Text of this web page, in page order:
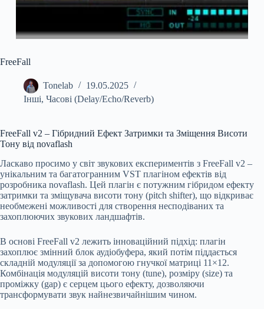
FreeFall
Tonelab
19.05.2025
Інші, Часові (Delay/Echo/Reverb)
FreeFall v2 – Гібридний Ефект Затримки та Зміщення Висоти
Тону від novaflash
Ласкаво просимо у світ звукових експериментів з FreeFall v2 –
унікальним та багатогранним VST плагіном ефектів від
розробника novaflash. Цей плагін є потужним гібридом ефекту
затримки та зміщувача висоти тону (pitch shifter), що відкриває
необмежені можливості для створення несподіваних та
захоплюючих звукових ландшафтів.
В основі FreeFall v2 лежить інноваційний підхід: плагін
захоплює змінний блок аудіобуфера, який потім піддається
складній модуляції за допомогою гнучкої матриці 11×12.
Комбінація модуляцій висоти тону (tune), розміру (size) та
проміжку (gap) є серцем цього ефекту, дозволяючи
трансформувати звук найнезвичайнішим чином.